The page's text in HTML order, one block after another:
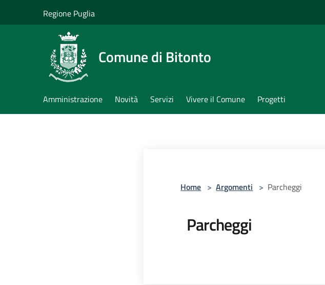
Regione Puglia
Comune di Bitonto
Amministrazione Novità Servizi Vivere il Comune Progetti
Home > Argomenti > Parcheggi
Parcheggi